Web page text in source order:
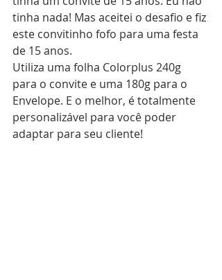
tinha nada! Mas aceitei o desafio e fiz
este convitinho fofo para uma festa
de 15 anos.
Utiliza uma folha Colorplus 240g
para o convite e uma 180g para o
Envelope. E o melhor, é totalmente
personalizável para você poder
adaptar para seu cliente!